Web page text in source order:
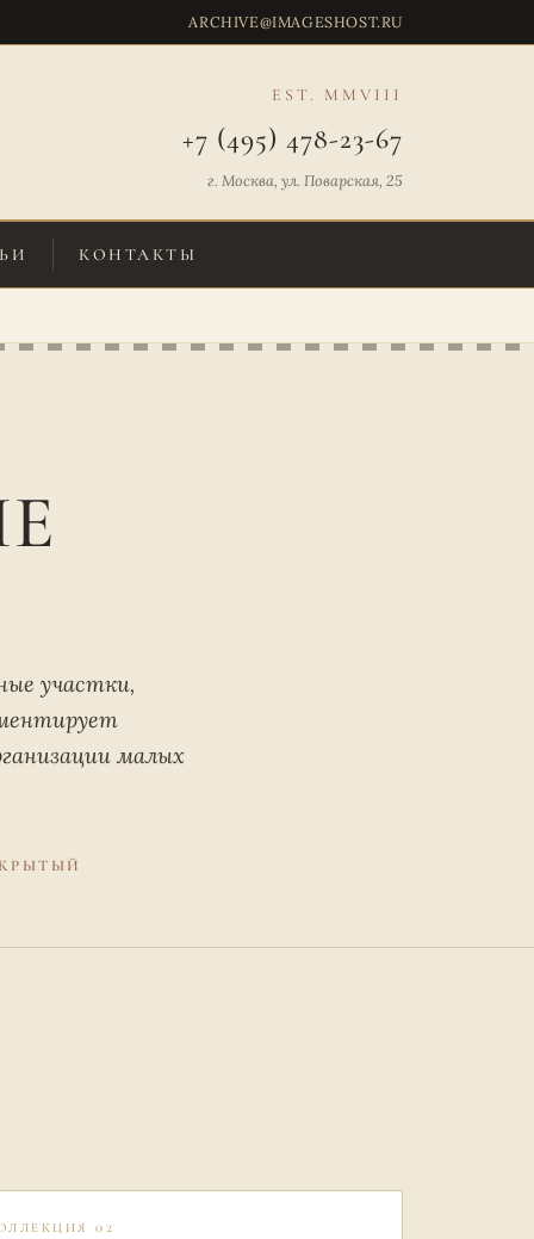
ARCHIVE@IMAGESHOST.RU
EST. MMVIII
+7 (495) 478-23-67
г. Москва, ул. Поварская, 25
КОНТАКТЫ
участки,
малых
02